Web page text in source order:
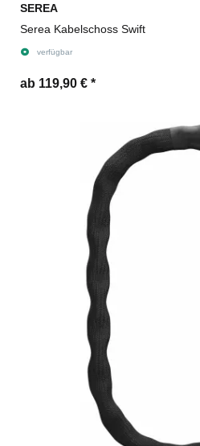
SEREA
Serea Kabelschoss Swift
verfügbar
ab 119,90 € *